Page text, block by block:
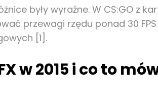
były wyraźne. W CS:GO z
przewagi rzędu ponad 30
[1].
w 2015 i co to